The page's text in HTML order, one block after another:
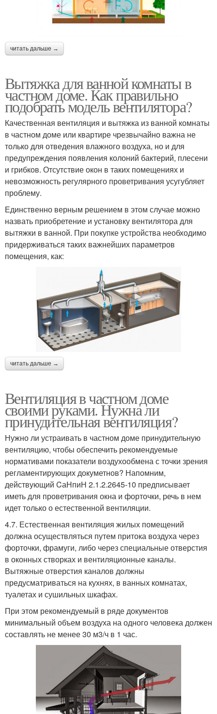
читать дальше →
Вытяжка для ванной комнаты в
частном доме. Как правильно
подобрать модель вентилятора?
Качественная вентиляция и вытяжка из ванной комнаты
в частном доме или квартире чрезвычайно важна не
только для отведения влажного воздуха, но и для
предупреждения появления колоний бактерий, плесени
и грибков. Отсутствие окон в таких помещениях и
невозможность регулярного проветривания усугубляет
проблему.
Единственно верным решением в этом случае можно
назвать приобретение и установку вентилятора для
вытяжки в ванной. При покупке устройства необходимо
придерживаться таких важнейших параметров
помещения, как:
читать дальше →
Вентиляция в частном доме
своими руками. Нужна ли
принудительная вентиляция?
Нужно ли устраивать в частном доме принудительную
вентиляцию, чтобы обеспечить рекомендуемые
нормативами показатели воздухообмена с точки зрения
регламентирующих докуметнов? Напомним,
действующий CаНпиН 2.1.2.2645-10 предписывает
иметь для проветривания окна и форточки, речь в нем
идет только о естественной вентиляции.
4.7. Естественная вентиляция жилых помещений
должна осуществляться путем притока воздуха через
форточки, фрамуги, либо через специальные отверстия
в оконных створках и вентиляционные каналы.
Вытяжные отверстия каналов должны
предусматриваться на кухнях, в ванных комнатах,
туалетах и сушильных шкафах.
При этом рекомендуемый в ряде документов
минимальный объем воздуха на одного человека должен
составлять не менее 30 м3/ч в 1 час.